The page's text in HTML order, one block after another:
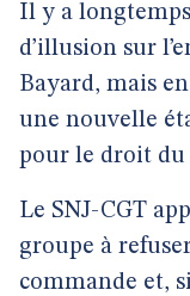
Il y a
d’illusion sur
Bayard, mais
une nouvelle
pour le droit du
Le SNJ-CGT
groupe à
commande et,